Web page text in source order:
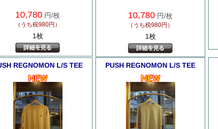
10,780 円/枚
（うち税980円）
1枚
10,780 円/枚
（うち税980円）
1枚
REGNOMON L/S TEE PUSH REGNOMON L/S TEE